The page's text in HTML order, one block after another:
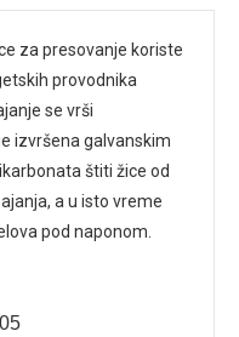
za presovanje koriste
provodnika
se vrši
izvršena galvanskim
štiti žice od
a u isto vreme
pod naponom.